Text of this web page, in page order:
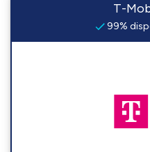
T-
99%